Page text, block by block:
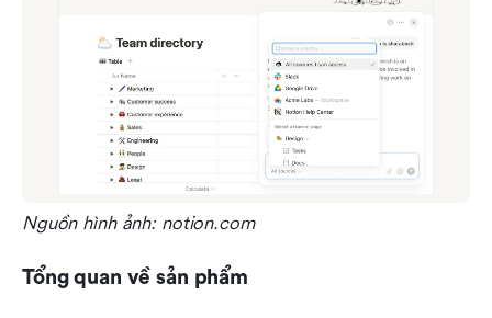
Nguồn hình ảnh: notion.com
Tổng quan về sản phẩm